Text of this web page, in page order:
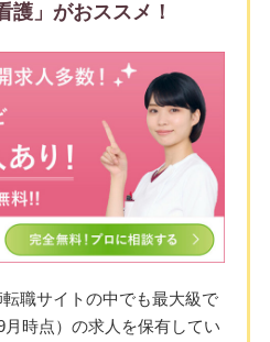
護」がおススメ！
職サイトの中でも最大級で
月時点）の求人を保有してい